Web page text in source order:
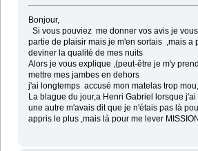
Bonjour,
Si vous pouviez me donner vos avis je
partie de plaisir mais je m'en sortais ,mais a
deviner la qualité de mes nuits
Alors je vous explique ,(peut-être je m'y
mettre mes jambes en dehors
j'ai longtemps accusé mon matelas trop
La blague du jour,a Henri Gabriel lorsque
une autre m'avais dit que je n'étais pas là
appris le plus ,mais là pour me lever